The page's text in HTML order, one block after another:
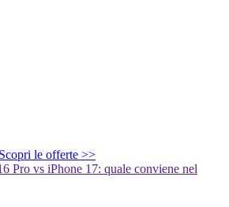
le offerte >>
Pro vs iPhone 17: quale conviene nel